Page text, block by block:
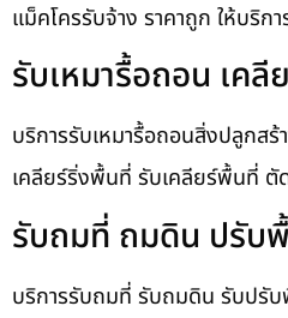
แม็คโครรับจ้าง ราคาถูก ให้บริก
รับเหมารื้อถอน เค
บริการรับเหมารื้อถอนสิ่งปลูกส
เคลียร์ริ่งพื้นที่ รับเคลียร์พื้นที่ ตั
รับถมที่ ถมดิน ปรับ
บริการรับถมที่ รับถมดิน รับปรั